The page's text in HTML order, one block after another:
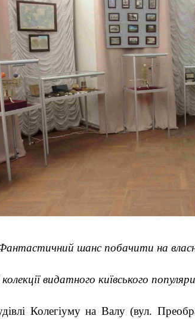
шанс побачити на
видатного київського
Колегіуму на Валу (вул.